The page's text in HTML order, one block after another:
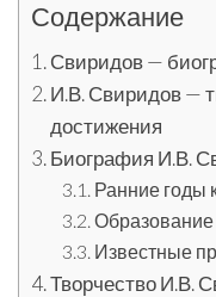
Содержание
Свиридов —
И.В. Свиридов —
достижения
Биография И.В.
Ранние годы
Образование
Известные
Творчество И.В.